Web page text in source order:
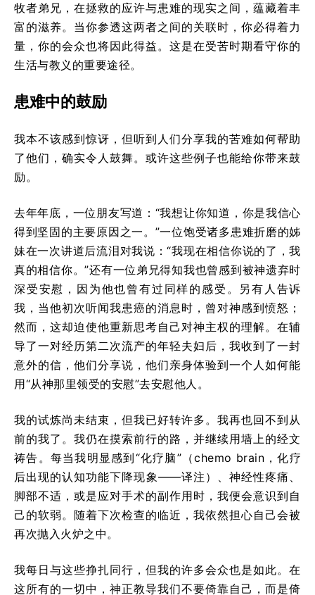
牧者弟兄，在拯救的应许与患难的现实之间，蕴藏着丰
富的滋养。当你参透这两者之间的关联时，你必得着力
量，你的会众也将因此得益。这是在受苦时期看守你的
生活与教义的重要途径。
患难中的鼓励
我本不该感到惊讶，但听到人们分享我的苦难如何帮助
了他们，确实令人鼓舞。或许这些例子也能给你带来鼓
励。
去年年底，一位朋友写道：“我想让你知道，你是我信心
得到坚固的主要原因之一。”一位饱受诸多患难折磨的姊
妹在一次讲道后流泪对我说：“我现在相信你说的了，我
真的相信你。”还有一位弟兄得知我也曾感到被神遗弃时
深受安慰，因为他也曾有过同样的感受。另有人告诉
我，当他初次听闻我患癌的消息时，曾对神感到愤怒；
然而，这却迫使他重新思考自己对神主权的理解。在辅
导了一对经历第二次流产的年轻夫妇后，我收到了一封
意外的信，他们分享说，他们亲身体验到一个人如何能
用“从神那里领受的安慰”去安慰他人。
我的试炼尚未结束，但我已好转许多。我再也回不到从
前的我了。我仍在摸索前行的路，并继续用墙上的经文
祷告。每当我明显感到“化疗脑”（chemo brain，化疗
后出现的认知功能下降现象——译注）、神经性疼痛、
脚部不适，或是应对手术的副作用时，我便会意识到自
己的软弱。随着下次检查的临近，我依然担心自己会被
再次抛入火炉之中。
我每日与这些挣扎同行，但我的许多会众也是如此。在
这所有的一切中，神正教导我们不要倚靠自己，而是倚